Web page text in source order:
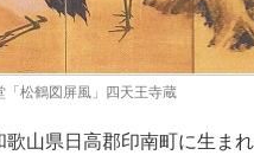
「松鶴図屏風」四天王寺蔵
山県日高郡印南町に生ま